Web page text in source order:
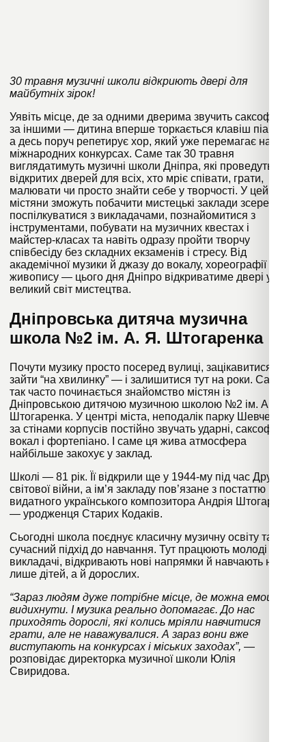
30 травня музичні школи відкриють двері для
майбутніх зірок!
Уявіть місце, де за одними дверима звучить саксофон,
за іншими — дитина вперше торкається клавіш піаніно,
а десь поруч репетирує хор, який уже перемагає на
міжнародних конкурсах. Саме так 30 травня
виглядатимуть музичні школи Дніпра, які проведуть Дні
відкритих дверей для всіх, хто мріє співати, грати,
малювати чи просто знайти себе у творчості. У цей день
містяни зможуть побачити мистецькі заклади зсередини:
поспілкуватися з викладачами, познайомитися з
інструментами, побувати на музичних квестах і
майстер-класах та навіть одразу пройти творчу
співбесіду без складних екзаменів і стресу. Від
академічної музики й джазу до вокалу, хореографії та
живопису — цього дня Дніпро відкриватиме двері у
великий світ мистецтва.
Дніпровська дитяча музична
школа №2 ім. А. Я. Штогаренка
Почути музику просто посеред вулиці, зацікавитися,
зайти “на хвилинку” — і залишитися тут на роки. Саме
так часто починається знайомство містян із
Дніпровською дитячою музичною школою №2 ім. А. Я.
Штогаренка. У центрі міста, неподалік парку Шевченка,
за стінами корпусів постійно звучать ударні, саксофон,
вокал і фортепіано. І саме ця жива атмосфера
найбільше закохує у заклад.
Школі — 81 рік. Її відкрили ще у 1944-му під час Другої
світової війни, а ім’я закладу пов’язане з постаттю
видатного українського композитора Андрія Штогаренка
— уродженця Старих Кодаків.
Сьогодні школа поєднує класичну музичну освіту та
сучасний підхід до навчання. Тут працюють молоді
викладачі, відкривають нові напрямки й навчають не
лише дітей, а й дорослих.
“Зараз людям дуже потрібне місце, де можна емоційно
видихнути. І музика реально допомагає. До нас
приходять дорослі, які колись мріяли навчитися
грати, але не наважувалися. А зараз вони вже
виступають на конкурсах і міських заходах”, —
розповідає директорка музичної школи Юлія
Свиридова.